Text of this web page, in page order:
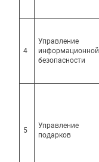
4
Управление
информационной
безопасности
5
Управление
подарков